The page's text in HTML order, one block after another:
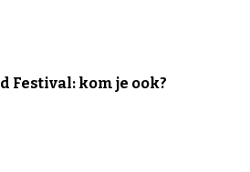
Festival: kom je ook?